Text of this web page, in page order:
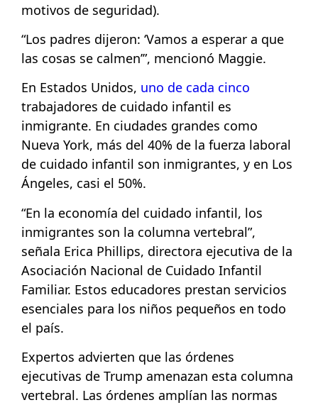
motivos de seguridad).
“Los padres dijeron: ‘Vamos a esperar a que
las cosas se calmen’”, mencionó Maggie.
En Estados Unidos, uno de cada cinco
trabajadores de cuidado infantil es
inmigrante. En ciudades grandes como
Nueva York, más del 40% de la fuerza laboral
de cuidado infantil son inmigrantes, y en Los
Ángeles, casi el 50%.
“En la economía del cuidado infantil, los
inmigrantes son la columna vertebral”,
señala Erica Phillips, directora ejecutiva de la
Asociación Nacional de Cuidado Infantil
Familiar. Estos educadores prestan servicios
esenciales para los niños pequeños en todo
el país.
Expertos advierten que las órdenes
ejecutivas de Trump amenazan esta columna
vertebral. Las órdenes amplían las normas